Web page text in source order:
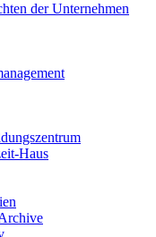
der Unternehmen
Haus